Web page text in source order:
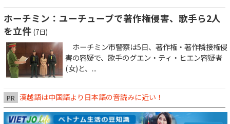
ホーチミン：ユーチューブで著作権侵害、歌手ら2人
を立件 (7日)
ホーチミン市警察は5日、著作権・著作隣接権侵
害の容疑で、歌手のグエン・ティ・ヒエン容疑者
(女)と、...
PR 漢越語は中国語より日本語の音読みに近い！